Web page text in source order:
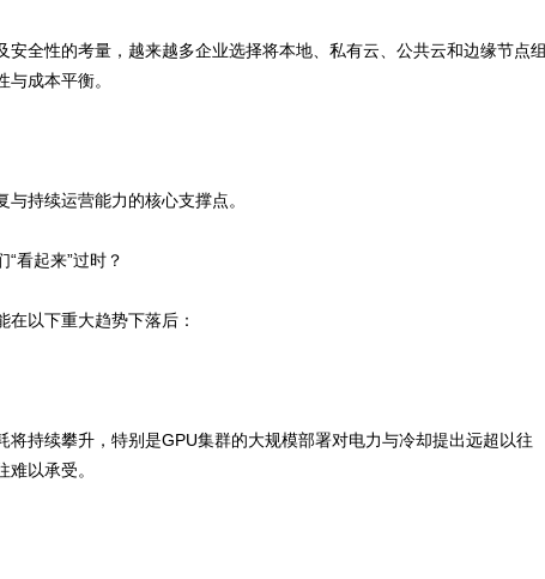
全性的考量，越来越多企业选择将本地、私有云、公共云和边缘节点组
成本平衡。
持续运营能力的核心支撑点。
看起来”过时？
以下重大趋势下落后：
持续攀升，特别是GPU集群的大规模部署对电力与冷却提出远超以往
以承受。